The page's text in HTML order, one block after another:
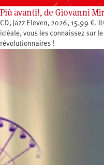
Più avanti!, de Giovanni
CD, Jazz Eleven, 2026, 15,99 €.
idéale, vous les connaissez sur
révolutionnaires !